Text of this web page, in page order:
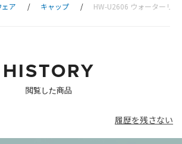
ア キャップ HW-U2606 ウォーターリ
HISTORY
閲覧した商品
履歴を残さない